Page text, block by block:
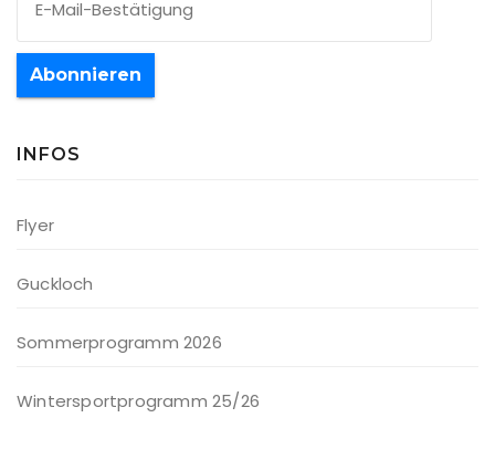
Abonnieren
INFOS
Flyer
Guckloch
Sommerprogramm 2026
Wintersportprogramm 25/26